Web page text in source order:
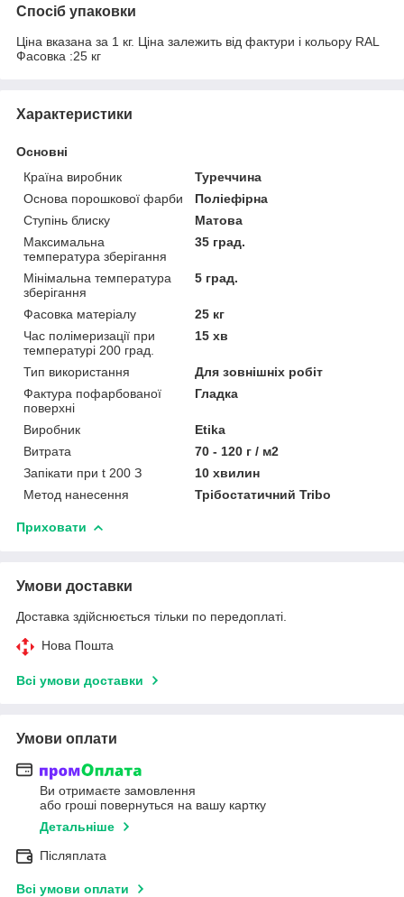
Спосіб упаковки
Ціна вказана за 1 кг. Ціна залежить від фактури і кольору RAL
Фасовка :25 кг
Характеристики
Основні
Країна виробник
Туреччина
Основа порошкової фарби
Поліефірна
Ступінь блиску
Матова
Максимальна
температура зберігання
35 град.
Мінімальна температура
зберігання
5 град.
Фасовка матеріалу
25 кг
Час полімеризації при
температурі 200 град.
15 хв
Тип використання
Для зовнішніх робіт
Фактура пофарбованої
поверхні
Гладка
Виробник
Etika
Витрата
70 - 120 г / м2
Запікати при t 200 З
10 хвилин
Метод нанесення
Трібостатичний Tribo
Приховати
Умови доставки
Доставка здійснюється тільки по передоплаті.
Нова Пошта
Всі умови доставки
Умови оплати
Ви отримаєте замовлення
або гроші повернуться на вашу картку
Детальніше
Післяплата
Всі умови оплати